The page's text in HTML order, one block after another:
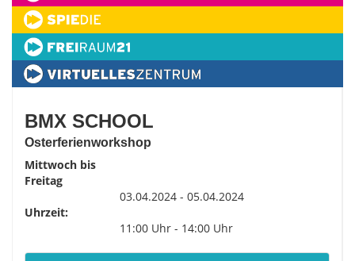
BMX SCHOOL
Osterferienworkshop
Mittwoch bis
Freitag
03.04.2024 - 05.04.2024
Uhrzeit:
11:00 Uhr - 14:00 Uhr